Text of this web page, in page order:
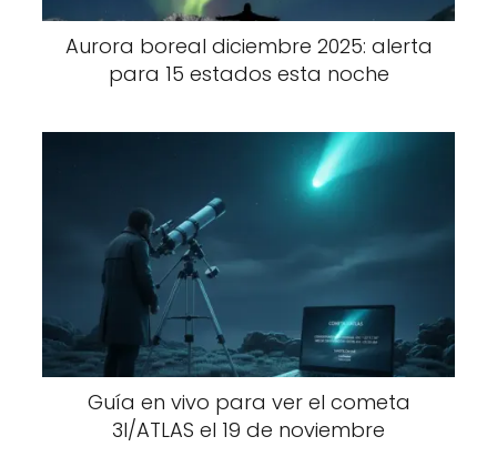
Aurora boreal diciembre 2025: alerta
para 15 estados esta noche
Guía en vivo para ver el cometa
3I/ATLAS el 19 de noviembre